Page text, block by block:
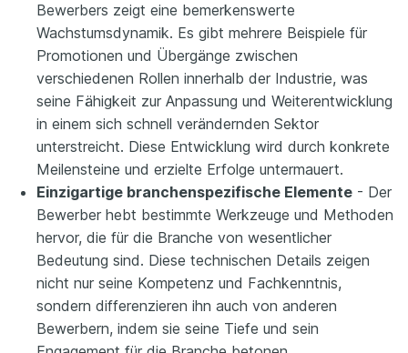
Bewerbers zeigt eine bemerkenswerte
Wachstumsdynamik. Es gibt mehrere Beispiele für
Promotionen und Übergänge zwischen
verschiedenen Rollen innerhalb der Industrie, was
seine Fähigkeit zur Anpassung und Weiterentwicklung
in einem sich schnell verändernden Sektor
unterstreicht. Diese Entwicklung wird durch konkrete
Meilensteine und erzielte Erfolge untermauert.
Einzigartige branchenspezifische Elemente - Der
Bewerber hebt bestimmte Werkzeuge und Methoden
hervor, die für die Branche von wesentlicher
Bedeutung sind. Diese technischen Details zeigen
nicht nur seine Kompetenz und Fachkenntnis,
sondern differenzieren ihn auch von anderen
Bewerbern, indem sie seine Tiefe und sein